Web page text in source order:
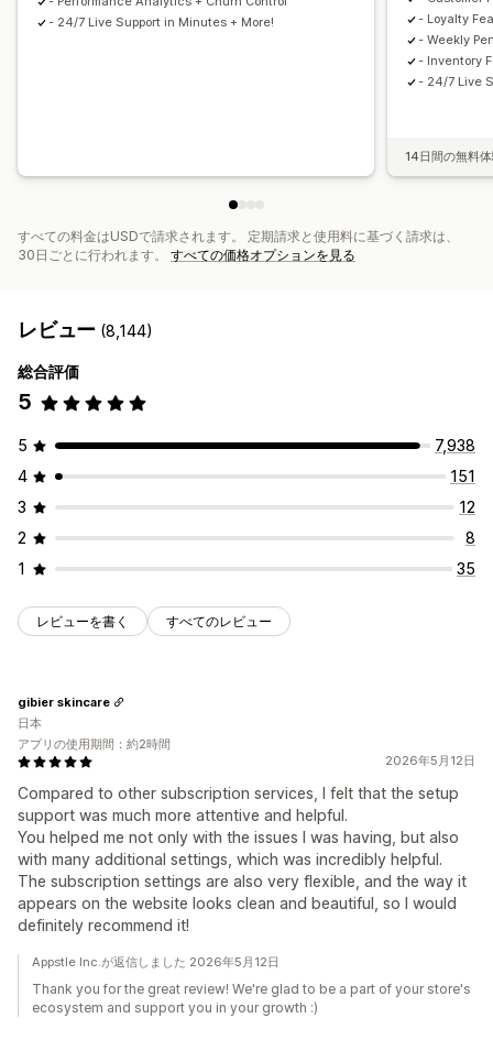
- 24/7 Live Support in Minutes + More!
- Loyalty
- Weekly
- Inventory
- 24/7 Live
14日間の無料
すべての料金はUSDで請求されます。 定期請求と使用料に基づく請求は、
30日ごとに行われます。 すべての価格オプションを見る
レビュー (8,144)
総合評価
5
5
7,938
4
151
3
12
2
8
1
35
レビューを書く すべてのレビュー
2026年5月12日
Compared to other subscription services, I felt that the setup
support was much more attentive and helpful.
You helped me not only with the issues I was having, but also
with many additional settings, which was incredibly helpful.
The subscription settings are also very flexible, and the way it
appears on the website looks clean and beautiful, so I would
definitely recommend it!
gibier skincare
日本
アプリの使用期間：約2時間
Appstle Inc.が返信しました 2026年5月12日
Thank you for the great review! We're glad to be a part of your store's
ecosystem and support you in your growth :)